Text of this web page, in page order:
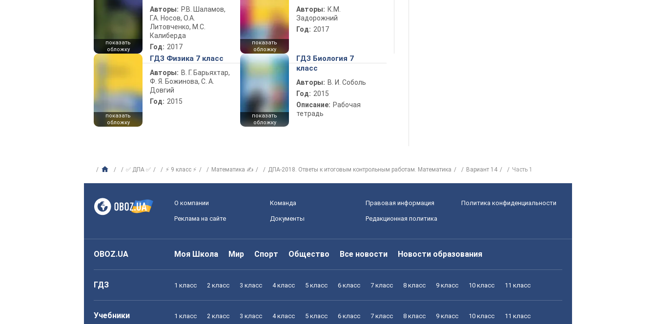
показать
обложку
Авторы: Р.В. Шаламов,
Г.А. Носов, О.А.
Литовченко, М.С.
Калиберда
Год: 2017
показать
обложку
Авторы: К.М.
Задорожний
Год: 2017
показать
обложку
ГДЗ Физика 7 класс
Авторы: В. Г. Барьяхтар,
Ф. Я. Божинова, С. А.
Довгий
Год: 2015
показать
обложку
ГДЗ Биология 7
класс
Авторы: В. И. Соболь
Год: 2015
Описание: Рабочая
тетрадь
✅ ДПА ✅ ⚡ 9 класс ⚡ Математика ✍ ДПА-2018. Ответы к итоговым контрольным работам. Математика Вариант 14 Часть 1
О компании Команда Правовая информация Политика конфиденциальности
Реклама на сайте Документы Редакционная политика
OBOZ.UA Моя Школа Мир Спорт Общество Все новости Новости образования
ГДЗ 1 класс 2 класс 3 класс 4 класс 5 класс 6 класс 7 класс 8 класс 9 класс 10 класс 11 класс
Учебники 1 класс 2 класс 3 класс 4 класс 5 класс 6 класс 7 класс 8 класс 9 класс 10 класс 11 класс